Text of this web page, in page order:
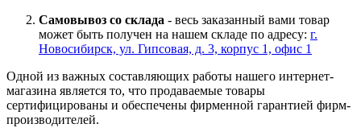
Самовывоз со склада - весь заказанный вами товар
может быть получен на нашем складе по адресу: г.
Новосибирск, ул. Гипсовая, д. 3, корпус 1, офис 1
Одной из важных составляющих работы нашего интернет-
магазина является то, что продаваемые товары
сертифицированы и обеспечены фирменной гарантией фирм-
производителей.